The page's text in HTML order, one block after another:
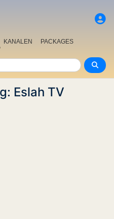
KANALEN
PACKAGES
Eslah TV